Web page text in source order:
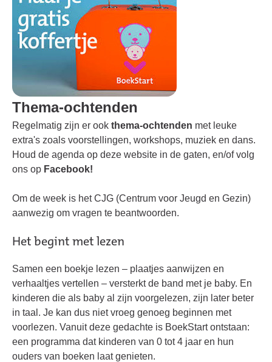
Thema-ochtenden
Regelmatig zijn er ook thema-ochtenden met leuke
extra's zoals voorstellingen, workshops, muziek en dans.
Houd de agenda op deze website in de gaten, en/of volg
ons op Facebook!
Om de week is het CJG (Centrum voor Jeugd en Gezin)
aanwezig om vragen te beantwoorden.
Het begint met lezen
Samen een boekje lezen – plaatjes aanwijzen en
verhaaltjes vertellen – versterkt de band met je baby. En
kinderen die als baby al zijn voorgelezen, zijn later beter
in taal. Je kan dus niet vroeg genoeg beginnen met
voorlezen. Vanuit deze gedachte is BoekStart ontstaan:
een programma dat kinderen van 0 tot 4 jaar en hun
ouders van boeken laat genieten.